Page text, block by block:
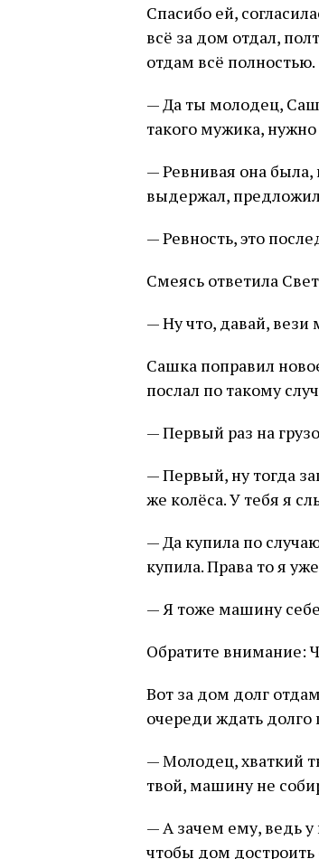
Спасибо ей,
всё за дом отдал,
отдам всё полностью.
— Да ты молодец,
такого мужика,
— Ревнивая она
выдержал, предложил
— Ревность, это
Смеясь ответила
— Ну что, давай, вези
Сашка поправил
послал по такому
— Первый раз на
— Первый, ну тогда
же колёса. У тебя я
— Да купила по
купила. Права то я
— Я тоже машину себе
Обратите внимание:
Вот за дом долг
очереди ждать долго
— Молодец, хваткий
твой, машину не
— А зачем ему, ведь у
чтобы дом достроить